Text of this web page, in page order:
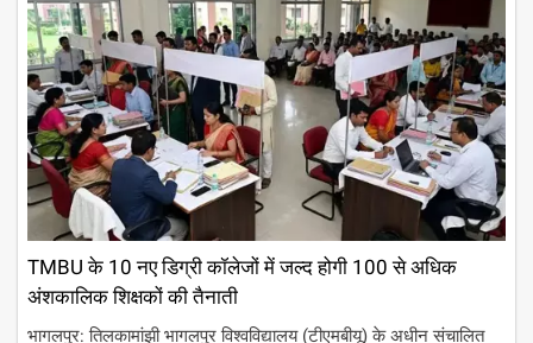
TMBU के 10 नए डिग्री कॉलेजों में जल्द होगी 100 से अधिक
अंशकालिक शिक्षकों की तैनाती
भागलपुर: तिलकामांझी भागलपुर विश्वविद्यालय (टीएमबीयू) के अधीन संचालित